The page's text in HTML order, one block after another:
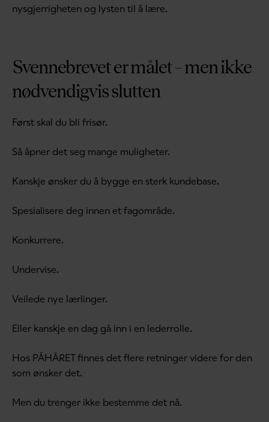
nysgjerrigheten og lysten til å lære.
Svennebrevet er målet – men ikke
nødvendigvis slutten
Først skal du bli frisør.
Så åpner det seg mange muligheter.
Kanskje ønsker du å bygge en sterk kundebase.
Spesialisere deg innen et fagområde.
Konkurrere.
Undervise.
Veilede nye lærlinger.
Eller kanskje en dag gå inn i en lederrolle.
Hos PÅHÅRET finnes det flere retninger videre for den
som ønsker det.
Men du trenger ikke bestemme det nå.